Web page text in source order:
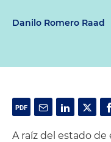
Danilo Romero Raad
A raíz del estado de